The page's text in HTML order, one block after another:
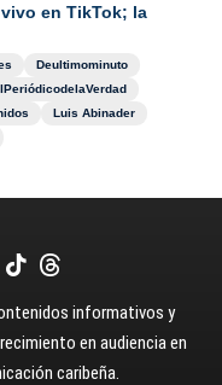
en TikTok; la
Deultimominuto
Luis Abinader
informativos y
en audiencia en
caribeña.